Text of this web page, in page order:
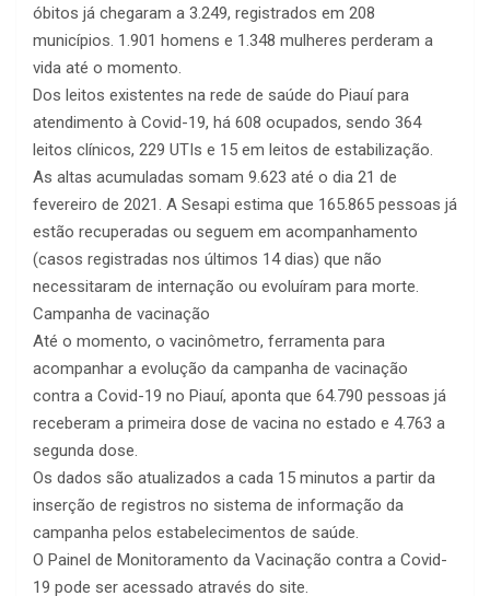
óbitos já chegaram a 3.249, registrados em 208
municípios. 1.901 homens e 1.348 mulheres perderam a
vida até o momento.
Dos leitos existentes na rede de saúde do Piauí para
atendimento à Covid-19, há 608 ocupados, sendo 364
leitos clínicos, 229 UTIs e 15 em leitos de estabilização.
As altas acumuladas somam 9.623 até o dia 21 de
fevereiro de 2021. A Sesapi estima que 165.865 pessoas já
estão recuperadas ou seguem em acompanhamento
(casos registradas nos últimos 14 dias) que não
necessitaram de internação ou evoluíram para morte.
Campanha de vacinação
Até o momento, o vacinômetro, ferramenta para
acompanhar a evolução da campanha de vacinação
contra a Covid-19 no Piauí, aponta que 64.790 pessoas já
receberam a primeira dose de vacina no estado e 4.763 a
segunda dose.
Os dados são atualizados a cada 15 minutos a partir da
inserção de registros no sistema de informação da
campanha pelos estabelecimentos de saúde.
O Painel de Monitoramento da Vacinação contra a Covid-
19 pode ser acessado através do site.